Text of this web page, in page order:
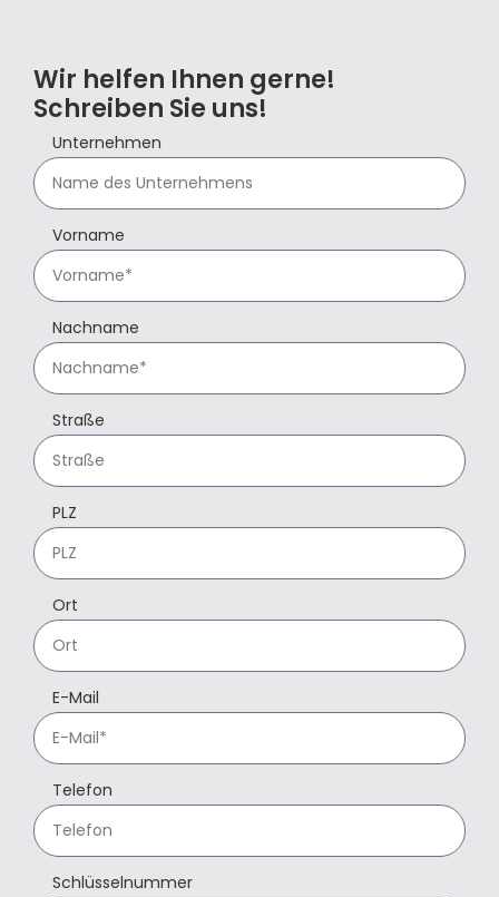
Wir helfen Ihnen gerne!
Schreiben Sie uns!
Unternehmen
Vorname
Nachname
Straße
PLZ
Ort
E-Mail
Telefon
Schlüsselnummer